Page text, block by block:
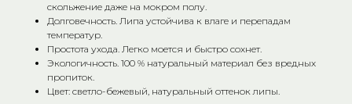
скольжение даже на мокром полу.
Долговечность. Липа устойчива к влаге и перепадам
температур.
Простота ухода. Легко моется и быстро сохнет.
Экологичность. 100 % натуральный материал без вредных
пропиток.
Цвет: светло-бежевый, натуральный оттенок липы.
Адреса:
Общий телефон: +7 (927) 517-04-97
E-mail: bn-ray@yandex.ru